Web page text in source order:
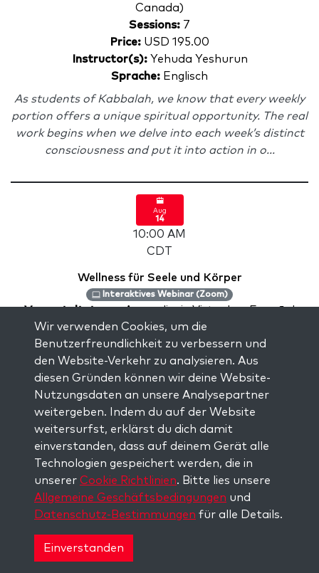
Canada)
Sessions: 7
Price: USD 195.00
Instructor(s):Yehuda Yeshurun
Sprache: Englisch
As students of Kabbalah, we know that every weekly
portion offers a unique spiritual opportunity. The real
work begins when we delve into each week’s distinct
consciousness and put it into action in o...
Aug
14
10:00 AM
CDT
Wellness für Seele und Körper
Interaktives Webinar (Zoom)
Veranstaltet von:Aprendizaje Virtual en Español
Sessions:2
Price:MXN 500.00
Instructor(s):Michael Ordoñez
Sprache:Spanisch
Die Weisheit der Kabbalah besagt, dass jedes
Unwohlsein, das wir in unserem Leben erfahren,
oftmals ein Symptom spiritueller Ursache ist. Indem
wir die spirituelle Ursache lernen, können wir besser
ve...
Wir verwenden Cookies, um die
Benutzerfreundlichkeit zu verbessern und
den Website-Verkehr zu analysieren. Aus
diesen Gründen können wir deine Website-
Nutzungsdaten an unsere Analysepartner
weitergeben. Indem du auf der Website
weitersurfst, erklärst du dich damit
einverstanden, dass auf deinem Gerät alle
Technologien gespeichert werden, die in
unserer Cookie Richtlinien. Bitte lies unsere
Allgemeine Geschäftsbedingungen und
Datenschutz-Bestimmungen für alle Details.
Einverstanden